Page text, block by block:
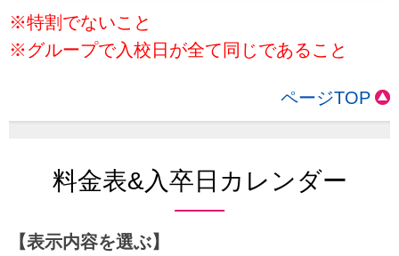
※特割でないこと
※グループで入校日が全て同じであること
ページTOP
料金表&入卒日カレンダー
表示内容を選ぶ